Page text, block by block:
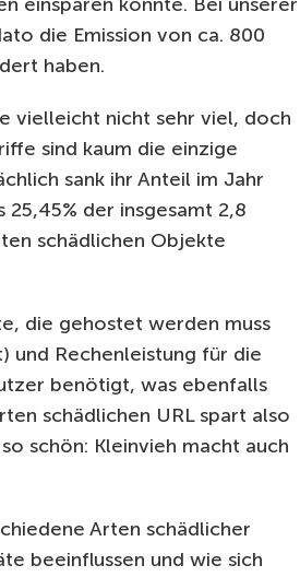
die Emission von ca. 800
haben.
vielleicht nicht sehr viel, doch
sind kaum die einzige
sank ihr Anteil im Jahr
der insgesamt 2,8
schädlichen Objekte
die gehostet werden muss
und Rechenleistung für die
benötigt, was ebenfalls
schädlichen URL spart also
schön: Kleinvieh macht auch
Arten schädlicher
beeinflussen und wie sich